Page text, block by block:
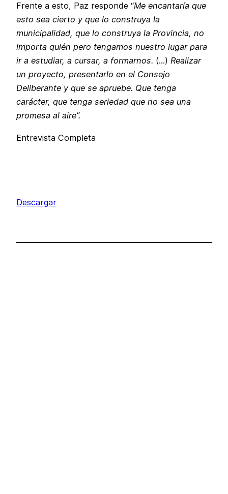
Frente a esto, Paz responde “Me encantaría que
esto sea cierto y que lo construya la
municipalidad, que lo construya la Provincia, no
importa quién pero tengamos nuestro lugar para
ir a estudiar, a cursar, a formarnos. (…) Realizar
un proyecto, presentarlo en el Consejo
Deliberante y que se apruebe. Que tenga
carácter, que tenga seriedad que no sea una
promesa al aire”.
Entrevista Completa
Descargar